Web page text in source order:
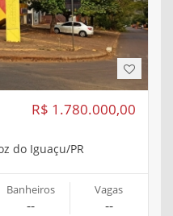
R$ 1.780.000,00
do Iguaçu/PR
Banheiros
--
Vagas
--